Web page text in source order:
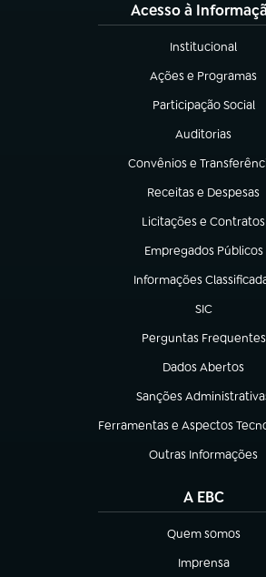
Acesso à
Institucional
(abre em nova
Ações e Programas
(abre em nova aba)
Participação Social
(abre em nova aba)
Auditorias
(abre em nova
Convênios e
(abre em nova aba)
Receitas e Despesas
(abre em nova aba)
Licitações e Contratos
(abre em nova aba)
Empregados Públicos
(abre em nova aba)
Informações
(abre em nova aba)
SIC
(abre em
Perguntas Frequentes
(abre em nova aba)
Dados Abertos
(abre em nova aba)
Sanções
(abre em nova aba)
Ferramentas e Aspectos
(abre em nova aba)
Outras Informações
(abre em nova aba)
A EBC
Quem somos
(abre em nova aba)
Imprensa
(abre em nova